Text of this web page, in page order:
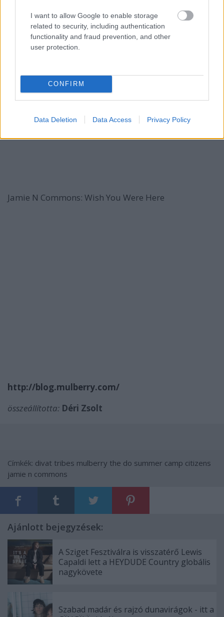
I want to allow Google to enable storage
related to security, including authentication
functionality and fraud prevention, and other
user protection.
CONFIRM
Data Deletion Data Access Privacy Policy
Big Deal: Sometimes Always
Jamie N Commons: Wish You Were Here
http://blog.mulberry.com/
összeállította: Déri Zsolt
Címkék: divat tribes mulberry the do summer camp citizens
jamie n commons
Ajánlott bejegyzések:
A Sziget Fesztiválra is visszatérő Lewis
Capaldi lett a HEYDUDE Country globális
nagykövete
Szabad madár és rajzó dunavirágok - itt a